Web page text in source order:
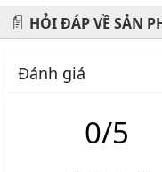
#phugiaoto
Địa chỉ: 434 Trần Khát
HỎI ĐÁP VỀ SẢN
Đánh giá
0/5